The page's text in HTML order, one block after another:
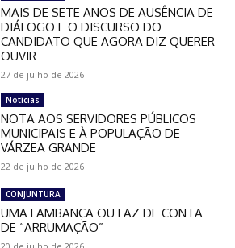
MAIS DE SETE ANOS DE AUSÊNCIA DE
DIÁLOGO E O DISCURSO DO
CANDIDATO QUE AGORA DIZ QUERER
OUVIR
27 de julho de 2026
Notícias
NOTA AOS SERVIDORES PÚBLICOS
MUNICIPAIS E À POPULAÇÃO DE
VÁRZEA GRANDE
22 de julho de 2026
CONJUNTURA
UMA LAMBANÇA OU FAZ DE CONTA
DE “ARRUMAÇÃO”